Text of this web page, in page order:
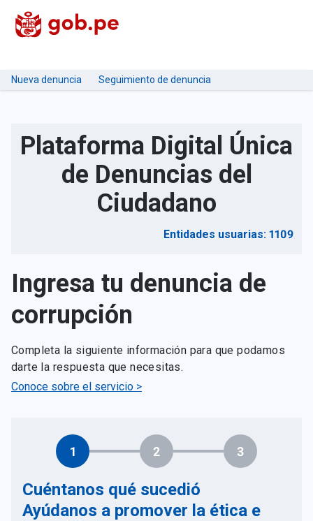
Nueva denuncia Seguimiento de denuncia
Plataforma Digital Única
de Denuncias del
Ciudadano
Entidades usuarias: 1109
Ingresa tu denuncia de
corrupción
Completa la siguiente información para que podamos
darte la respuesta que necesitas.
Conoce sobre el servicio >
1 2 3
Cuéntanos qué sucedió
Ayúdanos a promover la ética e